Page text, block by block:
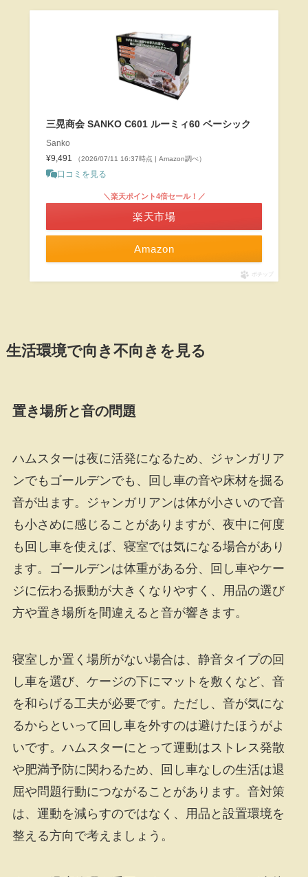
三晃商会 SANKO C601 ルーミィ60 ベーシック
Sanko
¥9,491
（2026/07/11 16:37時点 | Amazon調べ）
口コミを見る
Amazon
＼楽天ポイント4倍セール！／
楽天市場
ポチップ
生活環境で向き不向きを見る
置き場所と音の問題
ハムスターは夜に活発になるため、ジャンガリア
ンでもゴールデンでも、回し車の音や床材を掘る
音が出ます。ジャンガリアンは体が小さいので音
も小さめに感じることがありますが、夜中に何度
も回し車を使えば、寝室では気になる場合があり
ます。ゴールデンは体重がある分、回し車やケー
ジに伝わる振動が大きくなりやすく、用品の選び
方や置き場所を間違えると音が響きます。
寝室しか置く場所がない場合は、静音タイプの回
し車を選び、ケージの下にマットを敷くなど、音
を和らげる工夫が必要です。ただし、音が気にな
るからといって回し車を外すのは避けたほうがよ
いです。ハムスターにとって運動はストレス発散
や肥満予防に関わるため、回し車なしの生活は退
屈や問題行動につながることがあります。音対策
は、運動を減らすのではなく、用品と設置環境を
整える方向で考えましょう。